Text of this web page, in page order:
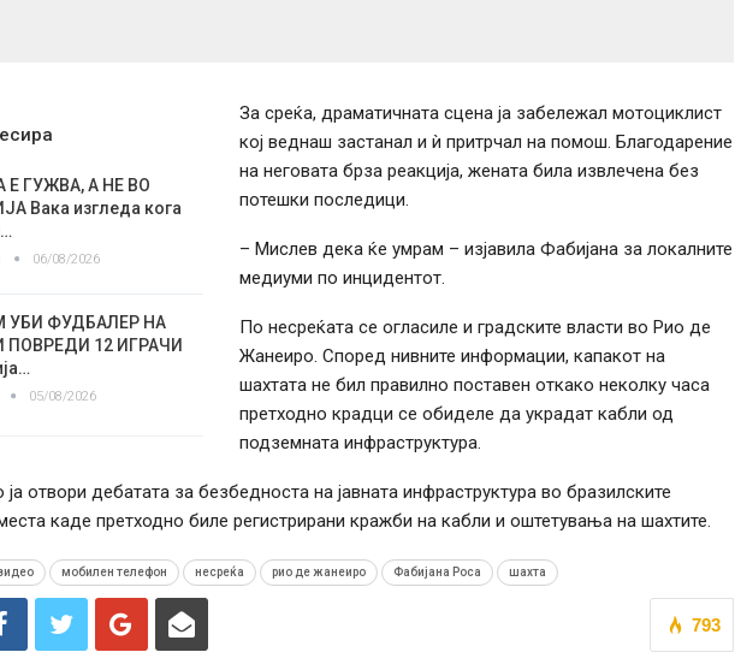
Е ГУЖВА, А НЕ ВО
Вака изгледа кога
06/08/2026
УБИ ФУДБАЛЕР НА
ПОВРЕДИ 12 ИГРАЧИ
05/08/2026
За среќа, драматичната сцена ја забележал мотоциклист
кој веднаш застанал и ѝ притрчал на помош. Благодарение
на неговата брза реакција, жената била извлечена без
потешки последици.
– Мислев дека ќе умрам – изјавила Фабијана за локалните
медиуми по инцидентот.
По несреќата се огласиле и градските власти во Рио де
Жанеиро. Според нивните информации, капакот на
шахтата не бил правилно поставен откако неколку часа
претходно крадци се обиделе да украдат кабли од
подземната инфраструктура.
отвори дебатата за безбедноста на јавната инфраструктура во бразилските
каде претходно биле регистрирани кражби на кабли и оштетувања на шахтите.
мобилен телефон несреќа рио де жанеиро Фабијана Роса шахта
793